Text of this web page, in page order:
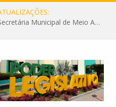
Câmara recebe palestra da Secretária Municipal de Meio Ambiente sobre as ações da “SEMANA DO MEIO AMBIENTE”